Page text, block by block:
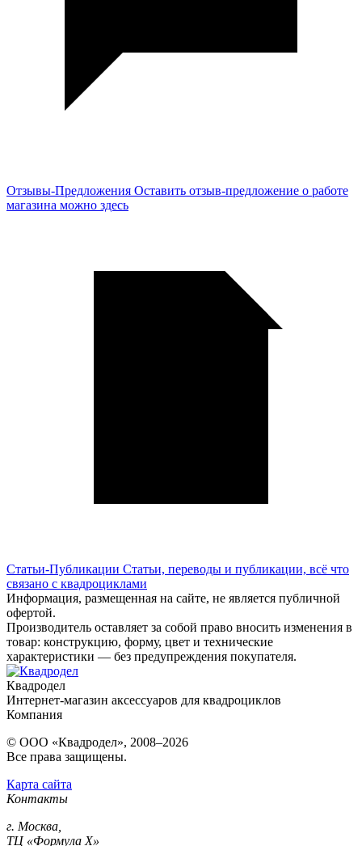
Отзывы-Предложения Оставить отзыв-предложение о работе
магазина можно здесь
Статьи-Публикации Статьи, переводы и публикации, всё что
связано с квадроциклами
Информация, размещенная на сайте, не является публичной
офертой.
Производитель оставляет за собой право вносить изменения в
товар: конструкцию, форму, цвет и технические
характеристики — без предупреждения покупателя.
Квадродел
Интернет-магазин аксессуаров для квадроциклов
Компания
© ООО «Квадродел», 2008–2026
Все права защищены.
Карта сайта
Контакты
г. Москва,
ТЦ «Формула Х»